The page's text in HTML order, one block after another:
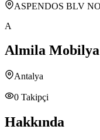
ASPENDOS BLV
A
Almila
Antalya
0 Takipçi
Hakkında